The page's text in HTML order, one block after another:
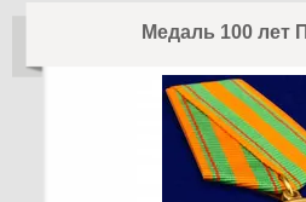
Медаль 100 лет